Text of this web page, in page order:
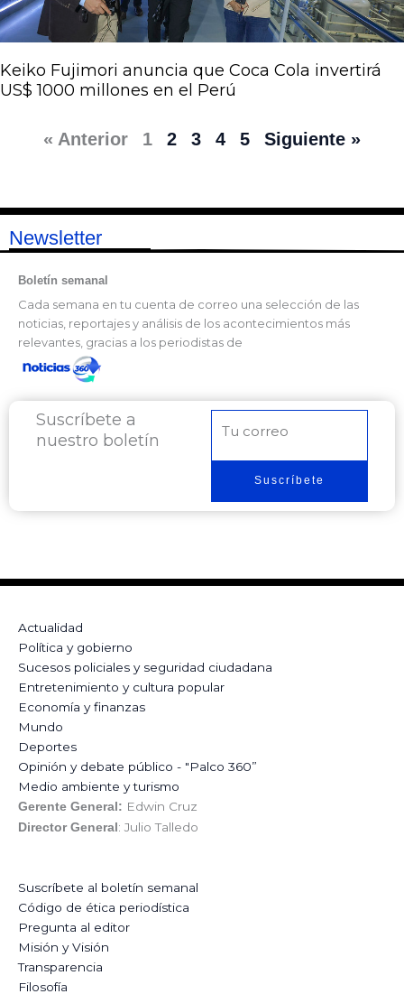
Keiko Fujimori anuncia que Coca Cola invertirá
US$ 1000 millones en el Perú
« Anterior 1 2 3 4 5 Siguiente »
Newsletter
Boletín semanal
Cada semana en tu cuenta de correo una selección de las
noticias, reportajes y análisis de los acontecimientos más
relevantes, gracias a los periodistas de
Suscríbete a
nuestro boletín
electrónico
Suscríbete
Actualidad
Política y gobierno
Sucesos policiales y seguridad ciudadana
Entretenimiento y cultura popular
Economía y finanzas
Mundo
Deportes
Opinión y debate público - "Palco 360”
Medio ambiente y turismo
Gerente General: Edwin Cruz
Director General : Julio Talledo
Suscríbete al boletín semanal
Código de ética periodística
Pregunta al editor
Misión y Visión
Transparencia
Filosofía